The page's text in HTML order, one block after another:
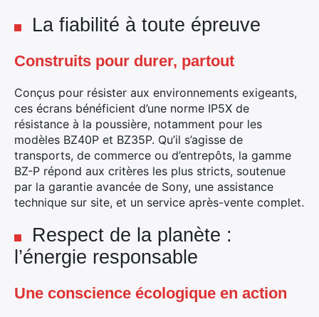
La fiabilité à toute épreuve
Construits pour durer, partout
Conçus pour résister aux environnements exigeants,
ces écrans bénéficient d’une norme IP5X de
résistance à la poussière, notamment pour les
modèles BZ40P et BZ35P. Qu’il s’agisse de
transports, de commerce ou d’entrepôts, la gamme
BZ-P répond aux critères les plus stricts, soutenue
par la garantie avancée de Sony, une assistance
technique sur site, et un service après-vente complet.
Respect de la planète :
l’énergie responsable
Une conscience écologique en action
Rechercher